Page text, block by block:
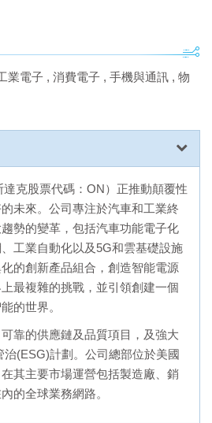
業電子 , 消費電子 , 手機與通訊 , 物
達克股票代碼：ON）正推動顛覆性
未來。公司專注於汽車和工業終
勢的變革，包括汽車功能電子化
工業自動化以及5G和雲基礎設施
的創新產品組合，創造智能電源
最複雜的挑戰，並引領創建一個
的世界。
靠的供應鏈及品質項目，及強大
治(ESG)計劃。公司總部位於美國
其主要市場運營包括製造廠、銷
的全球業務網路。